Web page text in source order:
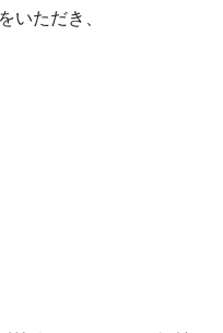
いただき、